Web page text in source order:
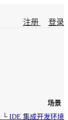
注册
登录
场景
└ IDE 集成开发环境